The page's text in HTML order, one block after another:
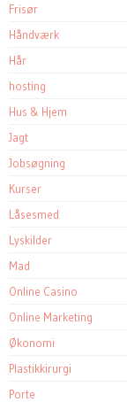
Frisør
Håndværk
Hår
hosting
Hus & Hjem
Jagt
Jobsøgning
Kurser
Låsesmed
Lyskilder
Mad
Online Casino
Online Marketing
Økonomi
Plastikkirurgi
Porte